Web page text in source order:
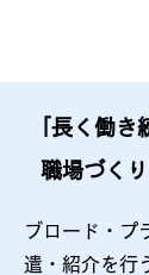
「長く働
職場づく
ブロード・プ
遣・紹介を行